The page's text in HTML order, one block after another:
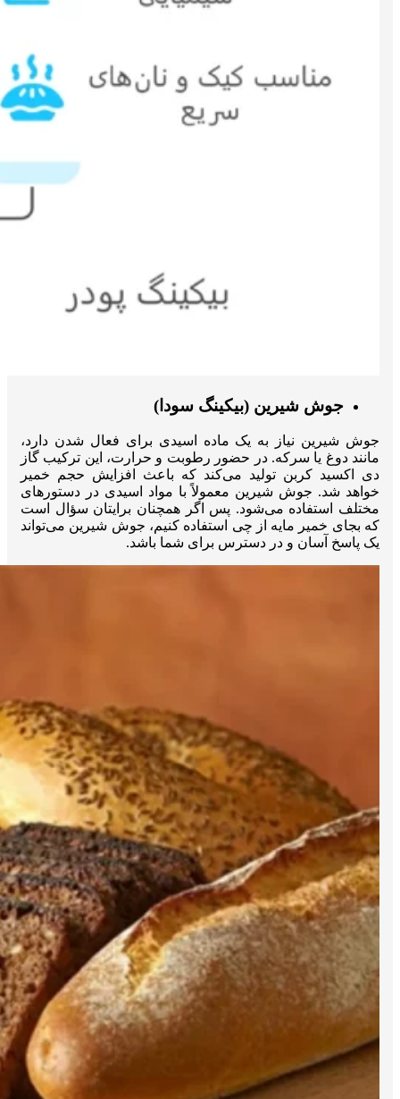
جوش شیرین (بیکینگ سودا)
جوش شیرین نیاز به یک ماده اسیدی برای فعال شدن دارد،
مانند دوغ یا سرکه. در حضور رطوبت و حرارت، این ترکیب گاز
دی ‌اکسید کربن تولید می‌کند که باعث افزایش حجم خمیر
خواهد شد. جوش شیرین معمولاً با مواد اسیدی در دستورهای
مختلف استفاده می‌شود. پس اگر همچنان برایتان سؤال است
که بجای خمیر مایه از چی استفاده کنیم، جوش شیرین می‌تواند
یک پاسخ آسان و در دسترس برای شما باشد.